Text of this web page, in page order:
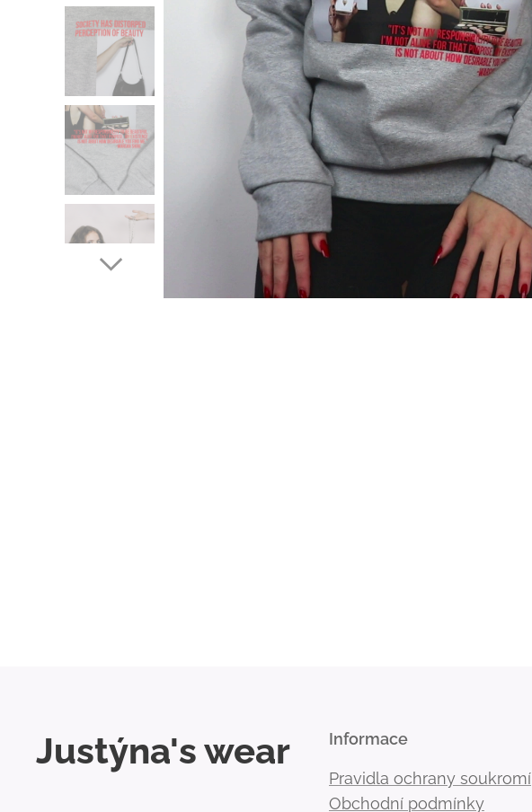
Justýna's wear Informace
Pravidla ochrany soukromí
Obchodní podmínky